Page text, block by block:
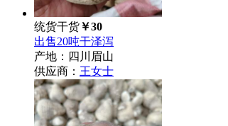
统货干货￥30
出售20吨干泽泻
产地：四川眉山
供应商： 王女士